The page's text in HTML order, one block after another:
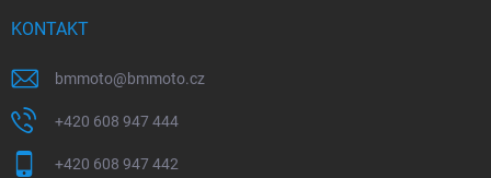
KONTAKT
bmmoto@bmmoto.cz
+420 608 947 444
+420 608 947 442